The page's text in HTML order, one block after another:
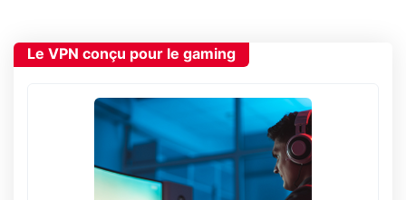
Le VPN conçu pour le gaming